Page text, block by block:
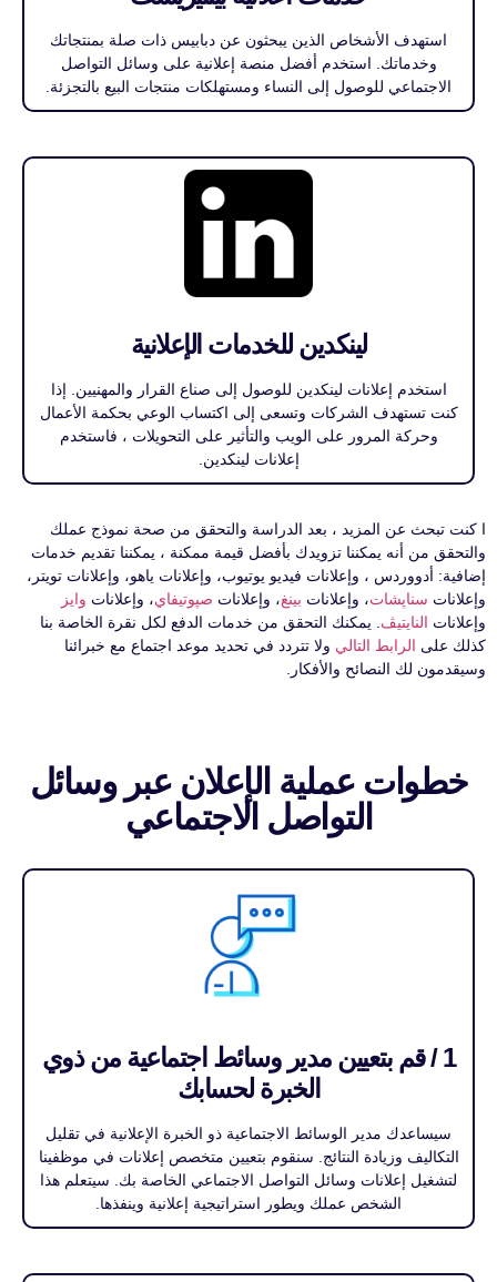
استهدف الأشخاص الذين يبحثون عن دبابيس ذات صلة بمنتجاتك
وخدماتك. استخدم أفضل منصة إعلانية على وسائل التواصل
الاجتماعي للوصول إلى النساء ومستهلكات منتجات البيع بالتجزئة.
لينكدين للخدمات الإعلانية
استخدم إعلانات لينكدين للوصول إلى صناع القرار والمهنيين. إذا
كنت تستهدف الشركات وتسعى إلى اكتساب الوعي بحكمة الأعمال
وحركة المرور على الويب والتأثير على التحويلات ، فاستخدم
إعلانات لينكدين.
ا كنت تبحث عن المزيد ، بعد الدراسة والتحقق من صحة نموذج عملك
والتحقق من أنه يمكننا تزويدك بأفضل قيمة ممكنة ، يمكننا تقديم خدمات
إضافية: أدووردس ، وإعلانات فيديو يوتيوب، وإعلانات ياهو، وإعلانات تويتر،
وإعلانات سناپشات، وإعلانات بينغ، وإعلانات صپوتيفاي، وإعلانات وايز
وإعلانات النايتيڤ. يمكنك التحقق من خدمات الدفع لكل نقرة الخاصة بنا
كذلك على الرابط التالي ولا تتردد في تحديد موعد اجتماع مع خبرائنا
وسيقدمون لك النصائح والأفكار.
خطوات عملية الإعلان عبر وسائل
التواصل الاجتماعي
1 / قم بتعيين مدير وسائط اجتماعية من ذوي
الخبرة لحسابك
سيساعدك مدير الوسائط الاجتماعية ذو الخبرة الإعلانية في تقليل
التكاليف وزيادة النتائج. سنقوم بتعيين متخصص إعلانات في موظفينا
لتشغيل إعلانات وسائل التواصل الاجتماعي الخاصة بك. سيتعلم هذا
الشخص عملك ويطور استراتيجية إعلانية وينفذها.